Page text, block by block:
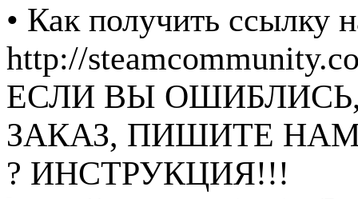
• Как получить ссылку
http://
ЕСЛИ ВЫ
ЗАКАЗ, ПИШИТЕ НАМ
? ИНСТРУКЦИЯ!!!